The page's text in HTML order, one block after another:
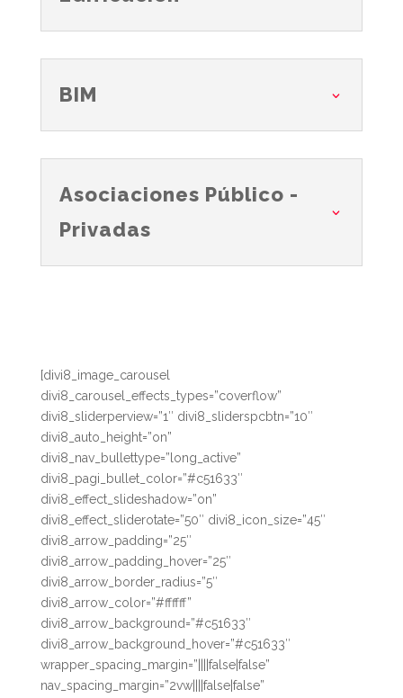
BIM
Asociaciones Público -
Privadas
[divi8_image_carousel
divi8_carousel_effects_types=”coverflow”
divi8_sliderperview=”1″ divi8_sliderspcbtn=”10″
divi8_auto_height=”on”
divi8_nav_bullettype=”long_active”
divi8_pagi_bullet_color=”#c51633″
divi8_effect_slideshadow=”on”
divi8_effect_sliderotate=”50″ divi8_icon_size=”45″
divi8_arrow_padding=”25″
divi8_arrow_padding_hover=”25″
divi8_arrow_border_radius=”5″
divi8_arrow_color=”#ffffff”
divi8_arrow_background=”#c51633″
divi8_arrow_background_hover=”#c51633″
wrapper_spacing_margin=”||||false|false”
nav_spacing_margin=”2vw||||false|false”